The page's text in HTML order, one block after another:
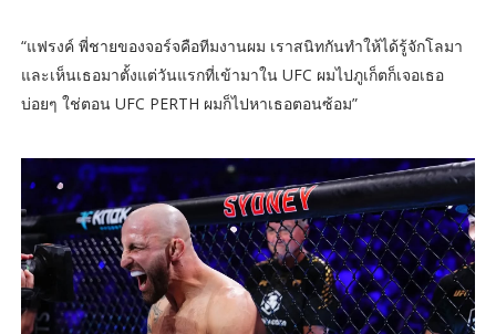
“แฟรงค์ พี่ชายของจอร์จคือทีมงานผม เราสนิทกันทำให้ได้รู้จักโลมา
และเห็นเธอมาตั้งแต่วันแรกที่เข้ามาใน UFC ผมไปภูเก็ตก็เจอเธอ
บ่อยๆ ใช่ตอน UFC PERTH ผมก็ไปหาเธอตอนซ้อม”